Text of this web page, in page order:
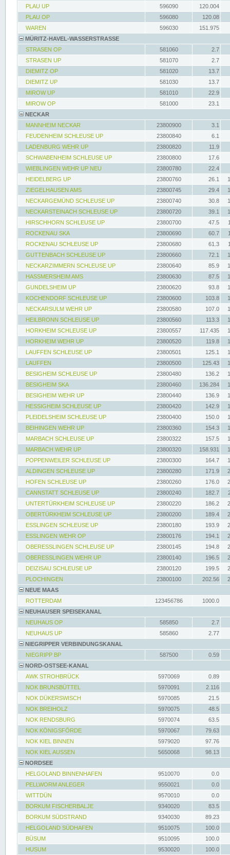
PLAU UP
596090
120.004
PLAU OP
596080
120.08
WAREN
596030
151.975
MÜRITZ-HAVEL-WASSERSTRASSE
STRASEN OP
581060
2.7
STRASEN UP
581070
2.7
DIEMITZ OP
581020
13.7
DIEMITZ UP
581030
13.7
MIROW UP
581010
22.9
MIROW OP
581000
23.1
NECKAR
MANNHEIM NECKAR
23800900
3.1
FEUDENHEIM SCHLEUSE UP
23800840
6.1
LADENBURG WEHR UP
23800820
11.9
SCHWABENHEIM SCHLEUSE UP
23800800
17.6
WIEBLINGEN WEHR UP NEU
23800780
22.4
HEIDELBERG UP
23800760 26.1
ZIEGELHAUSEN AMS
23800745 29.4
NECKARGEMÜND SCHLEUSE UP
23800740 30.8
NECKARSTEINACH SCHLEUSE UP
23800720 39.1
HIRSCHHORN SCHLEUSE UP
23800700 47.5
ROCKENAU SKA
23800690 60.7
ROCKENAU SCHLEUSE UP
23800680 61.3
GUTTENBACH SCHLEUSE UP
23800660 72.1
NECKARZIMMERN SCHLEUSE UP
23800640 85.9
HASSMERSHEIM AMS
23800630 87.5
GUNDELSHEIM UP
23800620 93.8
KOCHENDORF SCHLEUSE UP
23800600 103.8
NECKARSULM WEHR UP
23800580 107.0
HEILBRONN SCHLEUSE UP
23800560 113.3
HORKHEIM SCHLEUSE UP
23800557 117.435
HORKHEIM WEHR UP
23800520 119.8
LAUFFEN SCHLEUSE UP
23800501 125.1
LAUFFEN
23800500 125.43
BESIGHEIM SCHLEUSE UP
23800480 136.2
BESIGHEIM SKA
23800460 136.284
BESIGHEIM WEHR UP
23800440 136.9
HESSIGHEIM SCHLEUSE UP
23800420 142.9
PLEIDELSHEIM SCHLEUSE UP
23800400 150.0
BEIHINGEN WEHR UP
23800360 154.3
MARBACH SCHLEUSE UP
23800322 157.5
MARBACH WEHR UP
23800320 158.931
POPPENWEILER SCHLEUSE UP
23800300 164.7
ALDINGEN SCHLEUSE UP
23800280 171.9
HOFEN SCHLEUSE UP
23800260 176.0
CANNSTATT SCHLEUSE UP
23800240 182.7
UNTERTÜRKHEIM SCHLEUSE UP
23800220 186.2
OBERTÜRKHEIM SCHLEUSE UP
23800200 189.4
ESSLINGEN SCHLEUSE UP
23800180 193.9
ESSLINGEN WEHR OP
23800176 194.1
OBERESSLINGEN SCHLEUSE UP
23800145 194.8
OBERESSLINGEN WEHR UP
23800140 196.5
DEIZISAU SCHLEUSE UP
23800120 199.5
PLOCHINGEN
23800100 202.56
NEUE MAAS
ROTTERDAM
123456786
1000.0
NEUHAUSER SPEISEKANAL
NEUHAUS OP
585850
2.7
NEUHAUS UP
585860
2.77
NIEGRIPPER VERBINDUNGSKANAL
NIEGRIPP BP
587500
0.59
NORD-OSTSEE-KANAL
AWK STROHBRÜCK
5970069
0.89
NOK BRUNSBÜTTEL
5970091
2.116
NOK DÜKERSWISCH
5970085
21.5
NOK BREIHOLZ
5970075
48.5
NOK RENDSBURG
5970074
63.5
NOK KÖNIGSFÖRDE
5970067
79.63
NOK KIEL BINNEN
5979020
97.76
NOK KIEL AUSSEN
5650068
98.13
NORDSEE
HELGOLAND BINNENHAFEN
9510070
0.0
PELLWORM ANLEGER
9550021
0.0
WITTDÜN
9570010
0.0
BORKUM FISCHERBALJE
9340020
83.5
BORKUM SÜDSTRAND
9340030
89.23
HELGOLAND SÜDHAFEN
9510075
100.0
BÜSUM
9510095
100.0
HUSUM
9530020 100.0